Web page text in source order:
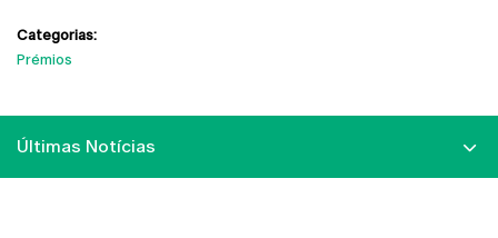
Categorias:
Prémios
Últimas Notícias